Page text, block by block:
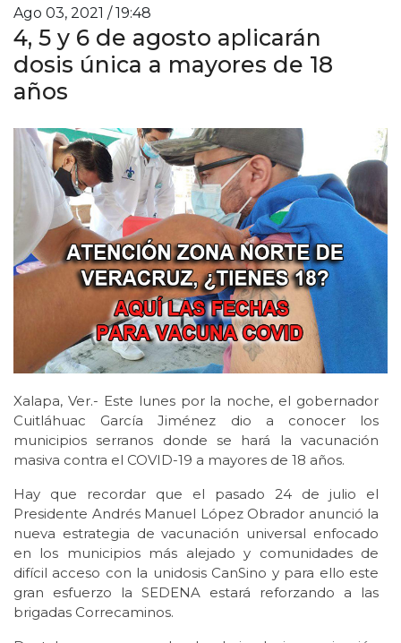
Ago 03, 2021 / 19:48
4, 5 y 6 de agosto aplicarán
dosis única a mayores de 18
años
Xalapa, Ver.- Este lunes por la noche, el gobernador
Cuitláhuac García Jiménez dio a conocer los
municipios serranos donde se hará la vacunación
masiva contra el COVID-19 a mayores de 18 años.
Hay que recordar que el pasado 24 de julio el
Presidente Andrés Manuel López Obrador anunció la
nueva estrategia de vacunación universal enfocado
en los municipios más alejado y comunidades de
difícil acceso con la unidosis CanSino y para ello este
gran esfuerzo la SEDENA estará reforzando a las
brigadas Correcaminos.